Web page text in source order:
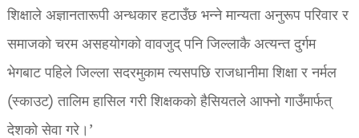
शिक्षाले अज्ञानतारूपी अन्धकार हटाउँछ भन्ने मान्यता अनुरूप परिवार र
समाजको चरम असहयोगको वावजुद् पनि जिल्लाकै अत्यन्त दुर्गम
भेगबाट पहिले जिल्ला सदरमुकाम त्यसपछि राजधानीमा शिक्षा र नर्मल
(स्काउट) तालिम हासिल गरी शिक्षकको हैसियतले आफ्नो गाउँमार्फत्
देशको सेवा गरे।’